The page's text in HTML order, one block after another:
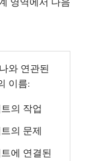
와 연관된
이름:
의 작업
의 문제
에 연결된